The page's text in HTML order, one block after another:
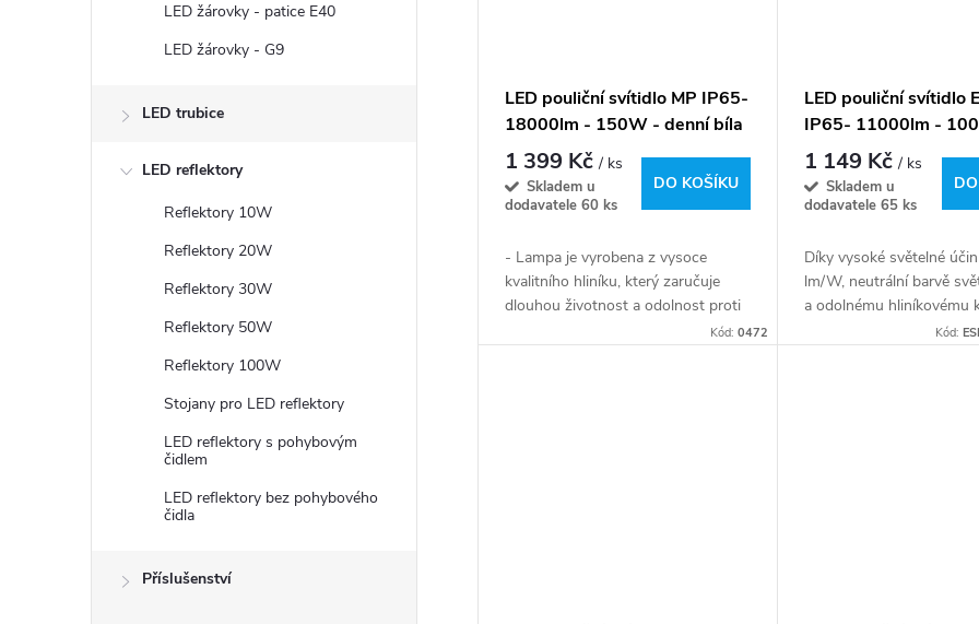
LED žárovky - patice E40
LED žárovky - G9
LED trubice
LED reflektory
Reflektory 10W
Reflektory 20W
Reflektory 30W
Reflektory 50W
Reflektory 100W
Stojany pro LED reflektory
LED reflektory s pohybovým
čidlem
LED reflektory bez pohybového
čidla
Příslušenství
LED pouliční svítidlo MP IP65-
18000lm - 150W - denní bíla
1 399 Kč/ ks
Skladem u
dodavatele 60 ks
DO KOŠÍKU
- Lampa je vyrobena z vysoce
kvalitního hliníku, který zaručuje
dlouhou životnost a odolnost proti
Kód:0472
LED pouliční svítidlo
IP65- 11000lm -
denní bíla
1 149 Kč/ ks
Skladem u
dodavatele65 ks
Díky vysoké světelné
lm/W, neutrální barvě
a odolnému hliníkovému
tato lampa osvědčí za
Kód: